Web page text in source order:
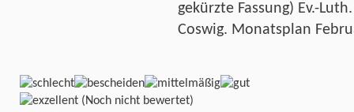
gekürzte Fassung) Ev.-
Coswig. Monatsplan
(Noch nicht bewertet)